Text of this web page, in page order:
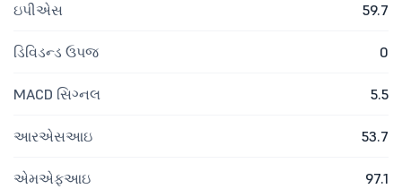
ઇપીએસ 59.7
ડિવિડન્ડ ઉપજ 0
MACD સિગ્નલ 5.5
આરએસઆઇ 53.7
એમએફઆઇ 97.1